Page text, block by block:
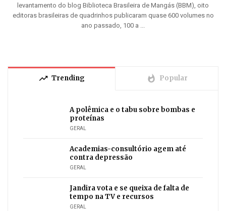
levantamento do blog Biblioteca Brasileira de Mangás (BBM), oito
editoras brasileiras de quadrinhos publicaram quase 600 volumes no
ano passado, 100 a ...
trending_up Trending whatshot Popular
A polêmica e o tabu sobre bombas e
proteínas
GERAL
Academias-consultório agem até
contra depressão
GERAL
Jandira vota e se queixa de falta de
tempo na TV e recursos
GERAL